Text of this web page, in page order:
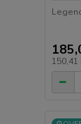
150,41